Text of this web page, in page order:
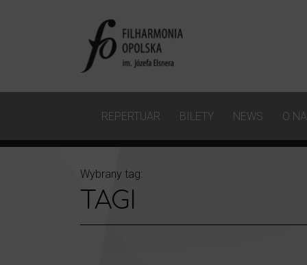
REPERTUAR BILETY NEWS O
Wybrany tag:
TAGI